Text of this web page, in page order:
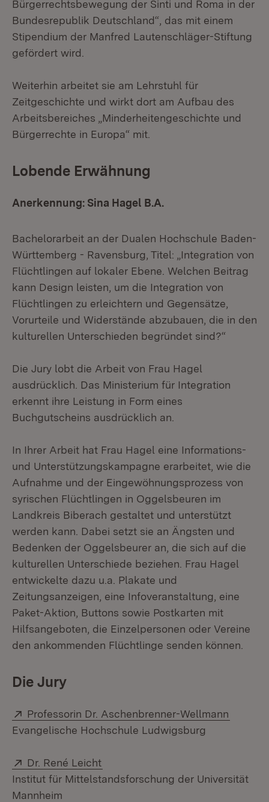
Bürgerrechtsbewegung der Sinti und Roma in der
Bundesrepublik Deutschland“, das mit einem
Stipendium der Manfred Lautenschläger-Stiftung
gefördert wird.
Weiterhin arbeitet sie am Lehrstuhl für
Zeitgeschichte und wirkt dort am Aufbau des
Arbeitsbereiches „Minderheitengeschichte und
Bürgerrechte in Europa“ mit.
Lobende Erwähnung
Anerkennung: Sina Hagel B.A.
Bachelorarbeit an der Dualen Hochschule Baden-
Württemberg - Ravensburg, Titel: „Integration von
Flüchtlingen auf lokaler Ebene. Welchen Beitrag
kann Design leisten, um die Integration von
Flüchtlingen zu erleichtern und Gegensätze,
Vorurteile und Widerstände abzubauen, die in den
kulturellen Unterschieden begründet sind?“
Die Jury lobt die Arbeit von Frau Hagel
ausdrücklich. Das Ministerium für Integration
erkennt ihre Leistung in Form eines
Buchgutscheins ausdrücklich an.
In Ihrer Arbeit hat Frau Hagel eine Informations-
und Unterstützungskampagne erarbeitet, wie die
Aufnahme und der Eingewöhnungsprozess von
syrischen Flüchtlingen in Oggelsbeuren im
Landkreis Biberach gestaltet und unterstützt
werden kann. Dabei setzt sie an Ängsten und
Bedenken der Oggelsbeurer an, die sich auf die
kulturellen Unterschiede beziehen. Frau Hagel
entwickelte dazu u.a. Plakate und
Zeitungsanzeigen, eine Infoveranstaltung, eine
Paket-Aktion, Buttons sowie Postkarten mit
Hilfsangeboten, die Einzelpersonen oder Vereine
den ankommenden Flüchtlinge senden können.
Die Jury
Extern:
Professorin Dr. Aschenbrenner-Wellmann
Evangelische Hochschule Ludwigsburg
Extern:
Dr. René Leicht
Institut für Mittelstandsforschung der Universität
Mannheim